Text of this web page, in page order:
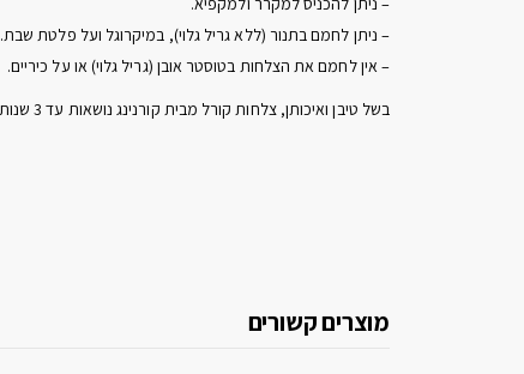
– ניתן לחמם בתנור (ללא גריל גלוי), במיקרוגל ועל פלטת שבת.
– אין לחמם את הצלחות בטוסטר אובן (גריל גלוי) או על כיריים.
בשל טיבן ואיכותן, צלחות קורל מבית קורנינג נושאות עד 3 שנות אחריות! בשימוש ביתי סביר.
מוצרים קשורים